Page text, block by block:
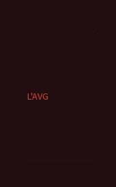
L'AVG